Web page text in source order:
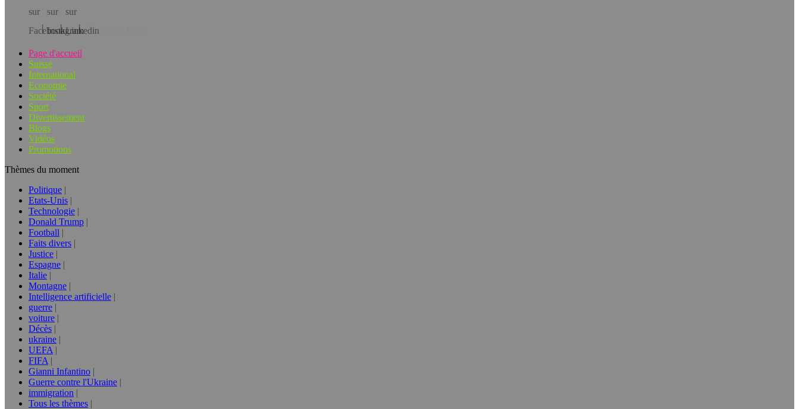
Téléchargez l’app!
Page d'accueil
Suisse
International
Economie
Société
Sport
Divertissement
Blogs
Vidéos
Promotions
Thèmes du moment
Politique
Etats-Unis
Technologie
Donald Trump
Football
Faits divers
Justice
Espagne
Italie
Montagne
Intelligence artificielle
guerre
voiture
Décès
ukraine
UEFA
FIFA
Gianni Infantino
Guerre contre l'Ukraine
immigration
Tous les thèmes